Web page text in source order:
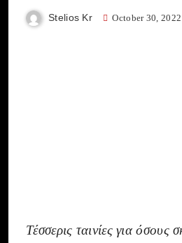
Stelios Kr October 30, 2022
Τέσσερις ταινίες για όσους